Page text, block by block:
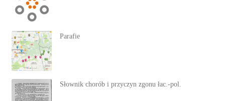
Parafie
Słownik chorób i przyczyn zgonu łac.-pol.